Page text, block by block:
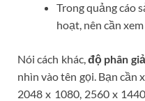
Trong quảng cáo
hoạt, nên cần
Nói cách khác,độ phân
nhìn vào tên gọi. Bạn cần
2048 x 1080, 2560 x